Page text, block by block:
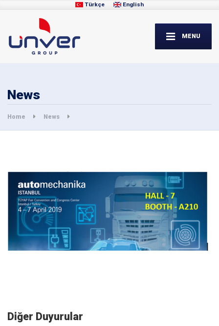
Türkçe English
MENU
News
Home News
Diğer Duyurular